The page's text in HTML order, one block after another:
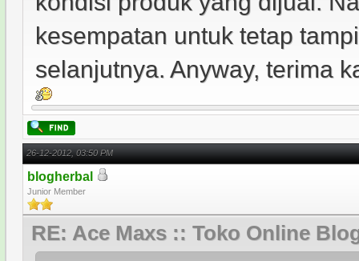
kesempatan untuk tetap
selanjutnya. Anyway, terima
26-12-2012, 03:50 PM
blogherbal
Junior Member
RE: Ace Maxs :: Toko Online